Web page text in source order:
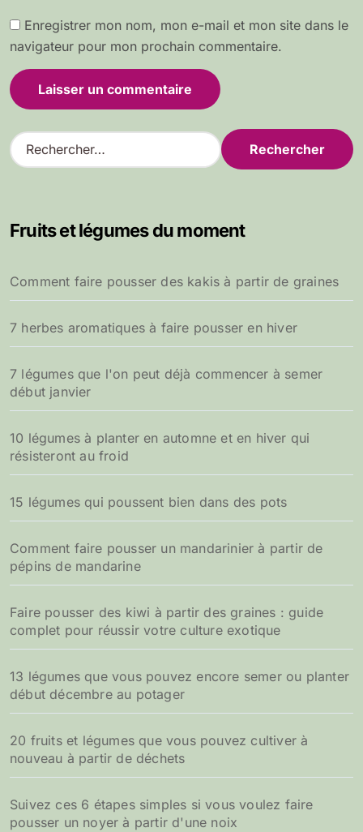
Enregistrer mon nom, mon e-mail et mon site dans le
navigateur pour mon prochain commentaire.
R
e
r
e
r
:
Fruits et légumes du moment
Comment faire pousser des kakis à partir de graines
7 herbes aromatiques à faire pousser en hiver
7 légumes que l'on peut déjà commencer à semer
début janvier
10 légumes à planter en automne et en hiver qui
résisteront au froid
15 légumes qui poussent bien dans des pots
Comment faire pousser un mandarinier à partir de
pépins de mandarine
Faire pousser des kiwi à partir des graines : guide
complet pour réussir votre culture exotique
13 légumes que vous pouvez encore semer ou planter
début décembre au potager
20 fruits et légumes que vous pouvez cultiver à
nouveau à partir de déchets
Suivez ces 6 étapes simples si vous voulez faire
pousser un noyer à partir d'une noix